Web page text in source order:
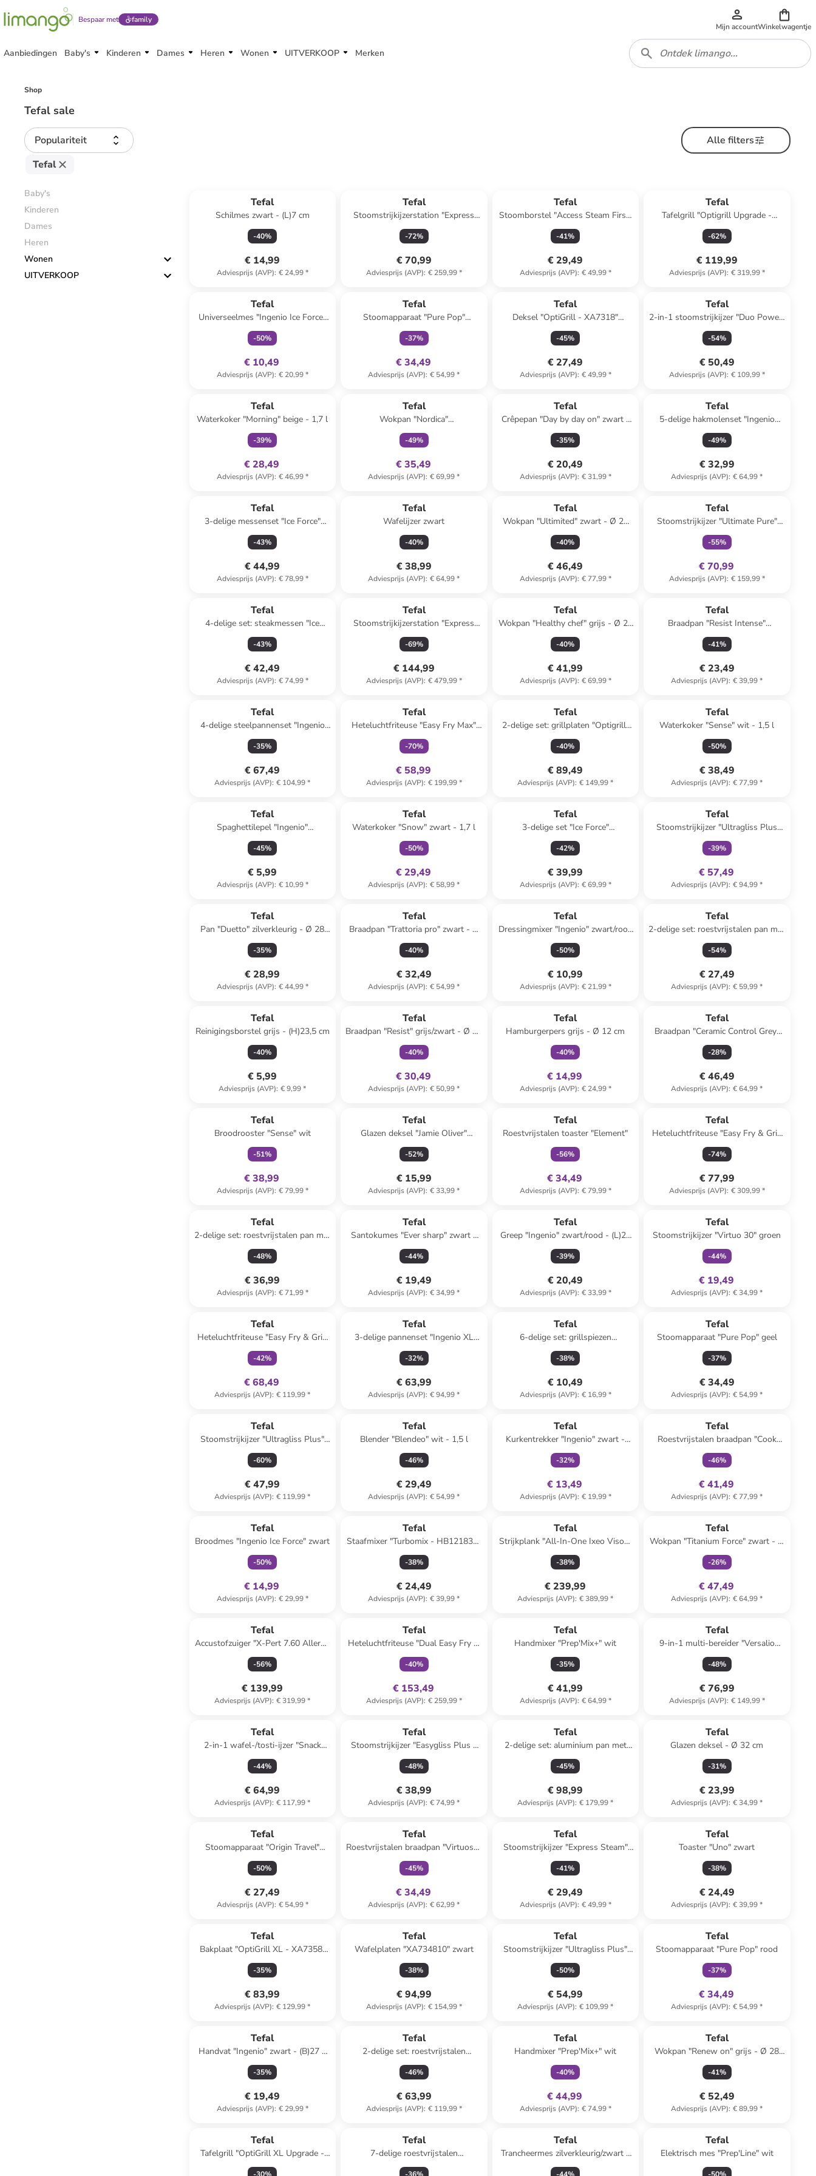
Bespaar met family
Mijn accountWinkelwagentje
Aanbiedingen Baby's Kinderen Dames Heren Wonen UITVERKOOP Merken
Shop
Tefal sale
Populariteit
Alle filters
Tefal
Baby's
Kinderen
Dames
Heren
Wonen
UITVERKOOP
Tefal
Schilmes zwart - (L)7 cm
-40%
€ 14,99
Adviesprijs (AVP): € 24,99*
Tefal
Stoomstrijkijzerstation "Express
Essential" wit/petrol
-72%
€ 70,99
Adviesprijs (AVP): € 259,99*
Tefal
Stoomborstel "Access Steam First"
wit/groen
-41%
€ 29,49
Adviesprijs (AVP): € 49,99*
Tefal
Tafelgrill "Optigrill Upgrade -
GC717810" zwart
-62%
€ 119,99
Adviesprijs (AVP): € 319,99*
Tefal
Universeelmes "Ingenio Ice Force"
zwart - (L)11 cm
-50%
€ 10,49
Adviesprijs (AVP): € 20,99*
Tefal
Stoomapparaat "Pure Pop"
blauw/groen
-37%
€ 34,49
Adviesprijs (AVP): € 54,99*
Tefal
Deksel "OptiGrill - XA7318"
zilverkleurig/zwart
-45%
€ 27,49
Adviesprijs (AVP): € 49,99*
Tefal
2-in-1 stoomstrijkijzer "Duo Power"
wit/zwart/groen
-54%
€ 50,49
Adviesprijs (AVP): € 109,99*
Tefal
Waterkoker "Morning" beige - 1,7 l
-39%
€ 28,49
Adviesprijs (AVP): € 46,99*
Tefal
Wokpan "Nordica"
zilverkleurig/zwart - Ø 28 cm
-49%
€ 35,49
Adviesprijs (AVP): € 69,99*
Tefal
Crêpepan "Day by day on" zwart -
Ø 25 cm
-35%
€ 20,49
Adviesprijs (AVP): € 31,99*
Tefal
5-delige hakmolenset "Ingenio
Maxi-Kit" zwart/groen - 900 ml
-49%
€ 32,99
Adviesprijs (AVP): € 64,99*
Tefal
3-delige messenset "Ice Force"
zilverkleurig/zwart
-43%
€ 44,99
Adviesprijs (AVP): € 78,99*
Tefal
Wafelijzer zwart
-40%
€ 38,99
Adviesprijs (AVP): € 64,99*
Tefal
Wokpan "Ultimited" zwart - Ø 28
cm
-40%
€ 46,49
Adviesprijs (AVP): € 77,99*
Tefal
Stoomstrijkijzer "Ultimate Pure"
groen/zwart
-55%
€ 70,99
Adviesprijs (AVP): € 159,99*
Tefal
4-delige set: steakmessen "Ice
Force" zilverkleurig/zwart - (L)11 cm
-43%
€ 42,49
Adviesprijs (AVP): € 74,99*
Tefal
Stoomstrijkijzerstation "Express
Protect" blauw
-69%
€ 144,99
Adviesprijs (AVP): € 479,99*
Tefal
Wokpan "Healthy chef" grijs - Ø 28
cm
-40%
€ 41,99
Adviesprijs (AVP): € 69,99*
Tefal
Braadpan "Resist Intense"
bruin/zwart - Ø 20 cm
-41%
€ 23,49
Adviesprijs (AVP): € 39,99*
Tefal
4-delige steelpannenset "Ingenio
XL Force" zwart
-35%
€ 67,49
Adviesprijs (AVP): € 104,99*
Tefal
Heteluchtfriteuse "Easy Fry Max"
donkergroen
-70%
€ 58,99
Adviesprijs (AVP): € 199,99*
Tefal
2-delige set: grillplaten "Optigrill"
zwart
-40%
€ 89,49
Adviesprijs (AVP): € 149,99*
Tefal
Waterkoker "Sense" wit - 1,5 l
-50%
€ 38,49
Adviesprijs (AVP): € 77,99*
Tefal
Spaghettilepel "Ingenio"
donkerbruin - (L)33,7 cm
-45%
€ 5,99
Adviesprijs (AVP): € 10,99*
Tefal
Waterkoker "Snow" zwart - 1,7 l
-50%
€ 29,49
Adviesprijs (AVP): € 58,99*
Tefal
3-delige set "Ice Force"
zilverkleurig/zwart
-42%
€ 39,99
Adviesprijs (AVP): € 69,99*
Tefal
Stoomstrijkijzer "Ultragliss Plus
Anti-Kalk" blauw
-39%
€ 57,49
Adviesprijs (AVP): € 94,99*
Tefal
Pan "Duetto" zilverkleurig - Ø 28
cm
-35%
€ 28,99
Adviesprijs (AVP): € 44,99*
Tefal
Braadpan "Trattoria pro" zwart - Ø
24 cm
-40%
€ 32,49
Adviesprijs (AVP): € 54,99*
Tefal
Dressingmixer "Ingenio" zwart/rood
- (L)19 cm
-50%
€ 10,99
Adviesprijs (AVP): € 21,99*
Tefal
2-delige set: roestvrijstalen pan met
deksel "Duetto" - Ø 20 cm
-54%
€ 27,49
Adviesprijs (AVP): € 59,99*
Tefal
Reinigingsborstel grijs - (H)23,5 cm
-40%
€ 5,99
Adviesprijs (AVP): € 9,99*
Tefal
Braadpan "Resist" grijs/zwart - Ø 32
cm
-40%
€ 30,49
Adviesprijs (AVP): € 50,99*
Tefal
Hamburgerpers grijs - Ø 12 cm
-40%
€ 14,99
Adviesprijs (AVP): € 24,99*
Tefal
Braadpan "Ceramic Control Grey"
zwart/grijs - Ø 28 cm
-28%
€ 46,49
Adviesprijs (AVP): € 64,99*
Tefal
Broodrooster "Sense" wit
-51%
€ 38,99
Adviesprijs (AVP): € 79,99*
Tefal
Glazen deksel "Jamie Oliver"
zilverkleurig - Ø 24 cm
-52%
€ 15,99
Adviesprijs (AVP): € 33,99*
Tefal
Roestvrijstalen toaster "Element"
-56%
€ 34,49
Adviesprijs (AVP): € 79,99*
Tefal
Heteluchtfriteuse "Easy Fry & Grill
XXL" zwart - 1,5 kg
-74%
€ 77,99
Adviesprijs (AVP): € 309,99*
Tefal
2-delige set: roestvrijstalen pan met
deksel "Duetto" - Ø 24 cm
-48%
€ 36,99
Adviesprijs (AVP): € 71,99*
Tefal
Santokumes "Ever sharp" zwart -
(L)16,5 cm
-44%
€ 19,49
Adviesprijs (AVP): € 34,99*
Tefal
Greep "Ingenio" zwart/rood - (L)27
cm
-39%
€ 20,49
Adviesprijs (AVP): € 33,99*
Tefal
Stoomstrijkijzer "Virtuo 30" groen
-44%
€ 19,49
Adviesprijs (AVP): € 34,99*
Tefal
Heteluchtfriteuse "Easy Fry & Grill
XL Classic" zwart - 4,2 l
-42%
€ 68,49
Adviesprijs (AVP): € 119,99*
Tefal
3-delige pannenset "Ingenio XL
Force" zwart
-32%
€ 63,99
Adviesprijs (AVP): € 94,99*
Tefal
6-delige set: grillspiezen
zilverkleurig - (H)42 cm
-38%
€ 10,49
Adviesprijs (AVP): € 16,99*
Tefal
Stoomapparaat "Pure Pop" geel
-37%
€ 34,49
Adviesprijs (AVP): € 54,99*
Tefal
Stoomstrijkijzer "Ultragliss Plus"
rood
-60%
€ 47,99
Adviesprijs (AVP): € 119,99*
Tefal
Blender "Blendeo" wit - 1,5 l
-46%
€ 29,49
Adviesprijs (AVP): € 54,99*
Tefal
Kurkentrekker "Ingenio" zwart -
(L)23 cm
-32%
€ 13,49
Adviesprijs (AVP): € 19,99*
Tefal
Roestvrijstalen braadpan "Cook
smart" - Ø 28 cm
-46%
€ 41,49
Adviesprijs (AVP): € 77,99*
Tefal
Broodmes "Ingenio Ice Force" zwart
-50%
€ 14,99
Adviesprijs (AVP): € 29,99*
Tefal
Staafmixer "Turbomix - HB121838"
zwart
-38%
€ 24,49
Adviesprijs (AVP): € 39,99*
Tefal
Strijkplank "All-In-One Ixeo Vison"
wit
-38%
€ 239,99
Adviesprijs (AVP): € 389,99*
Tefal
Wokpan "Titanium Force" zwart - Ø
28 cm
-26%
€ 47,49
Adviesprijs (AVP): € 64,99*
Tefal
Accustofzuiger "X-Pert 7.60 Allergy
- RH6A31WO" paars/zwart
-56%
€ 139,99
Adviesprijs (AVP): € 319,99*
Tefal
Heteluchtfriteuse "Dual Easy Fry &
Grill" zwart
-40%
€ 153,49
Adviesprijs (AVP): € 259,99*
Tefal
Handmixer "Prep'Mix+" wit
-35%
€ 41,99
Adviesprijs (AVP): € 64,99*
Tefal
9-in-1 multi-bereider "Versalio
Delux" wit
-48%
€ 76,99
Adviesprijs (AVP): € 149,99*
Tefal
2-in-1 wafel-/tosti-ijzer "Snack
Time" zwart
-44%
€ 64,99
Adviesprijs (AVP): € 117,99*
Tefal
Stoomstrijkijzer "Easygliss Plus -
FV5716E0" wit/paars
-48%
€ 38,99
Adviesprijs (AVP): € 74,99*
Tefal
2-delige set: aluminium pan met
deksel "Trattoria" - Ø 28 cm
-45%
€ 98,99
Adviesprijs (AVP): € 179,99*
Tefal
Glazen deksel - Ø 32 cm
-31%
€ 23,99
Adviesprijs (AVP): € 34,99*
Tefal
Stoomapparaat "Origin Travel"
mintgroen
-50%
€ 27,49
Adviesprijs (AVP): € 54,99*
Tefal
Roestvrijstalen braadpan "Virtuoso"
- Ø 28 cm
-45%
€ 34,49
Adviesprijs (AVP): € 62,99*
Tefal
Stoomstrijkijzer "Express Steam"
blauw
-41%
€ 29,49
Adviesprijs (AVP): € 49,99*
Tefal
Toaster "Uno" zwart
-38%
€ 24,49
Adviesprijs (AVP): € 39,99*
Tefal
Bakplaat "OptiGrill XL - XA7358"
zwart
-35%
€ 83,99
Adviesprijs (AVP): € 129,99*
Tefal
Wafelplaten "XA734810" zwart
-38%
€ 94,99
Adviesprijs (AVP): € 154,99*
Tefal
Stoomstrijkijzer "Ultragliss Plus"
petrol
-50%
€ 54,99
Adviesprijs (AVP): € 109,99*
Tefal
Stoomapparaat "Pure Pop" rood
-37%
€ 34,49
Adviesprijs (AVP): € 54,99*
Tefal
Handvat "Ingenio" zwart - (B)27 x
(H)5 x (T)6 cm
-35%
€ 19,49
Adviesprijs (AVP): € 29,99*
Tefal
2-delige set: roestvrijstalen
sudderpan met deksel "Cook
Smart" - Ø 25 cm
-46%
€ 63,99
Adviesprijs (AVP): € 119,99*
Tefal
Handmixer "Prep'Mix+" wit
-40%
€ 44,99
Adviesprijs (AVP): € 74,99*
Tefal
Wokpan "Renew on" grijs - Ø 28
cm
-41%
€ 52,49
Adviesprijs (AVP): € 89,99*
Tefal
Tafelgrill "OptiGrill XL Upgrade -
GC727810" zwart
Tefal
7-delige roestvrijstalen
kookgereiset "Intuition"
Tefal
Trancheermes zilverkleurig/zwart -
(L)20 cm
Tefal
Elektrisch mes "Prep'Line" wit